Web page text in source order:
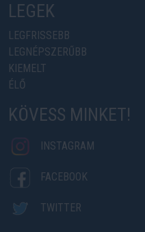
LEGEK
LEGFRISSEBB
LEGNÉPSZERŰBB
KIEMELT
ÉLŐ
KÖVESS MINKET!
INSTAGRAM
FACEBOOK
TWITTER